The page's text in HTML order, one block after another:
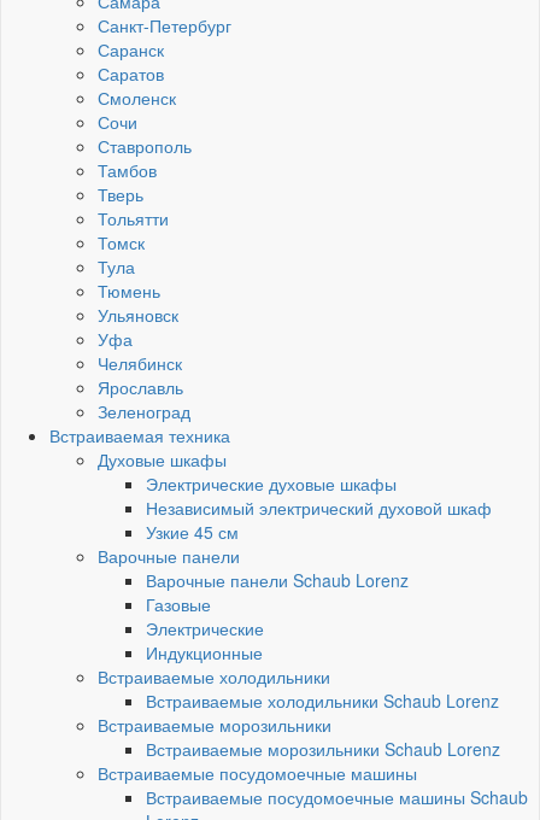
Санкт-Петербург
Саранск
Саратов
Смоленск
Сочи
Ставрополь
Тамбов
Тверь
Тольятти
Томск
Тула
Тюмень
Ульяновск
Уфа
Челябинск
Ярославль
Зеленоград
Встраиваемая техника
Духовые шкафы
Электрические духовые шкафы
Независимый электрический духовой шкаф
Узкие 45 см
Варочные панели
Варочные панели Schaub Lorenz
Газовые
Электрические
Индукционные
Встраиваемые холодильники
Встраиваемые холодильники Schaub Lorenz
Встраиваемые морозильники
Встраиваемые морозильники Schaub Lorenz
Встраиваемые посудомоечные машины
Встраиваемые посудомоечные машины Schaub